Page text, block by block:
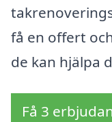
få en offert
de kan hjälpa
Få 3